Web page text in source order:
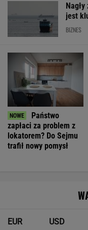
jest
BIZNES
Państwo
zapłaci za problem z
lokatorem? Do Sejmu
trafił nowy pomysł
EUR
USD